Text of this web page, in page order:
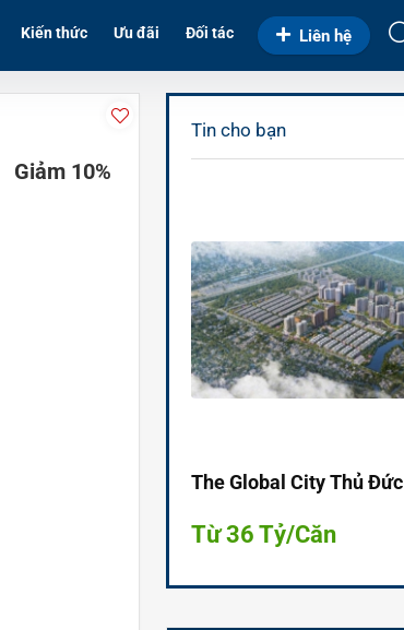
Kiến thức Ưu đãi Đối tác Liên hệ
Giảm 10%
Tin cho bạn
The Global City Thủ Đức
Từ 36 Tỷ/Căn